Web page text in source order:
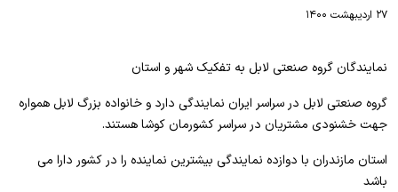
۲۷ اردیبهشت ۱۴۰۰
نمایندگان گروه صنعتی لابل به تفکیک شهر و استان
گروه صنعتی لابل در سراسر ایران نمایندگی دارد و خانواده بزرگ لابل همواره
جهت خشنودی مشتریان در سراسر کشورمان کوشا هستند.
استان مازندران با دوازده نمایندگی بیشترین نماینده را در کشور دارا می
باشد